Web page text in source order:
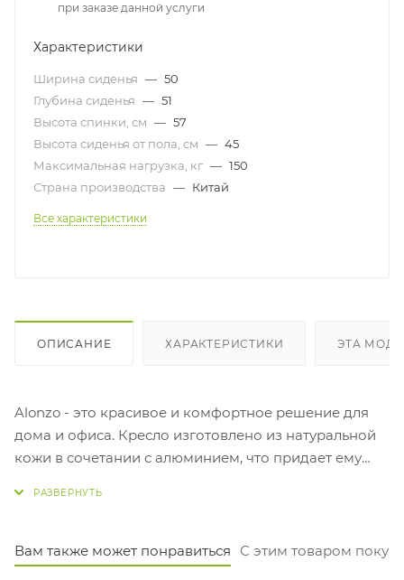
при заказе данной услуги
Характеристики
Ширина сиденья — 50
Глубина сиденья — 51
Высота спинки, см — 57
Высота сиденья от пола, см — 45
Максимальная нагрузка, кг — 150
Страна производства — Китай
Все характеристики
ОПИСАНИЕ ХАРАКТЕРИСТИКИ ЭТА
Alonzo - это красивое и комфортное решение для
дома и офиса. Кресло изготовлено из натуральной
кожи в сочетании с алюминием, что придает ему
Вам также может понравиться
С этим товаром